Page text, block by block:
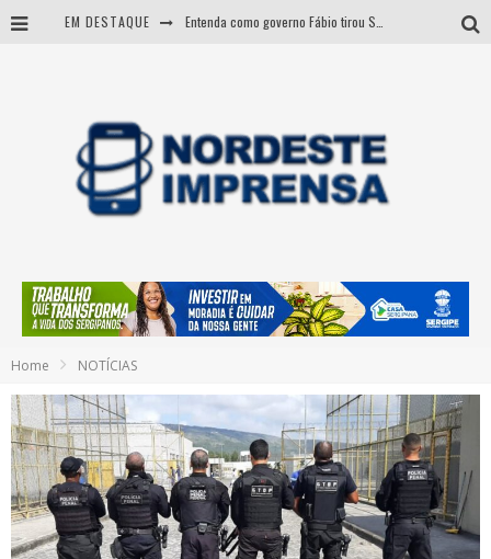
EM DESTAQUE
Sergipe: operação mira grupo suspeito de comandar crimes de dentro de presídio
Home NOTÍCIAS